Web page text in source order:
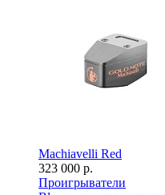
Machiavelli Red
323 000 р.
Проигрыватели